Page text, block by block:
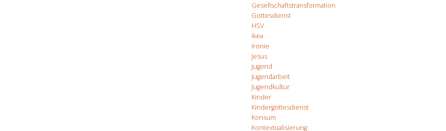
Gesellschaftstransformation
Gottesdienst
HSV
Ikea
Ironie
Jesus
Jugend
Jugendarbeit
Jugendkultur
Kinder
Kindergottesdienst
Konsum
Kontextualisierung